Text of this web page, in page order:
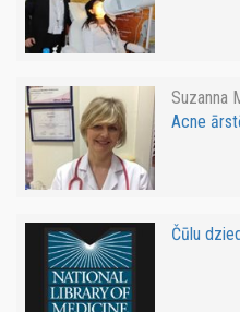
Suzanna
Acne
Čūlu